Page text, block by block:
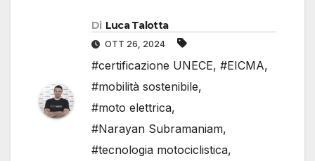
Di Luca Talotta
OTT 26, 2024
#certificazione UNECE, #EICMA,
#mobilità sostenibile,
#moto elettrica,
#Narayan Subramaniam,
#tecnologia motociclistica,